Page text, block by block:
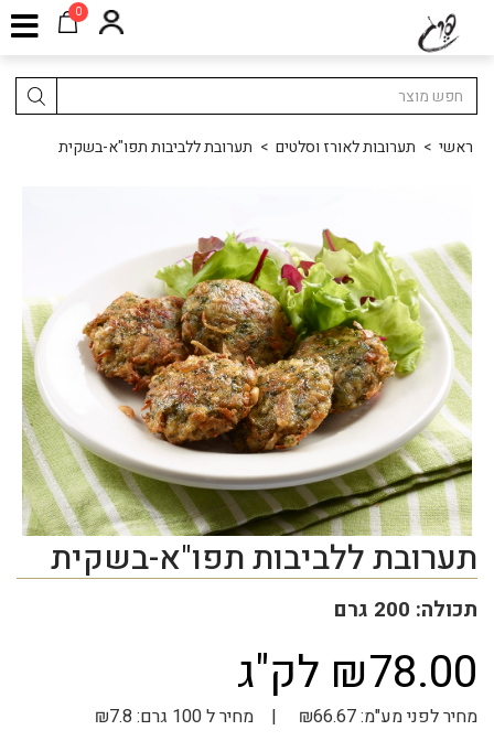
0
ראשי > תערובות לאורז וסלטים > תערובת ללביבות תפו"א-בשקית
תערובת ללביבות תפו"א-בשקית
תכולה: 200 גרם
₪78.00 לק"ג
מחיר לפני מע"מ: ₪66.67 | מחיר ל 100 גרם: ₪7.8